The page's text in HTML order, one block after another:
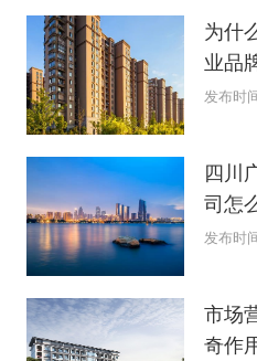
为什
业品
发布时
四川
司怎
务与
发布时
市场
奇作